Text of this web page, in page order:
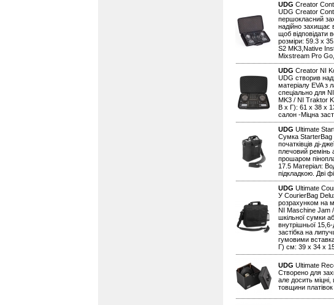
UDG Creator
UDG Creator
першокласний
надійно захищає
щоб відповідати
розміри: 59.3 x
S2 MK3,Native
Mixstream Pro
UDG Creator NI
UDG створив
матеріалу EVA з
спеціально для
MK3 / NI Traktor
В х Г): 61 х 38 х
салон -Міцна
UDG Ultimate
Сумка StarterBag
початківців ді-
плечовий ремінь
прошаром
17.5 Матеріал:
підкладкою. Дві
UDG Ultimate
У CourierBag
розрахунком на
NI Maschine Jam
шкільної сумки
внутрішньої
застібка на
гумовими
Г) см: 39 x 34 x
UDG Ultimate
Створено для
але досить
товщини